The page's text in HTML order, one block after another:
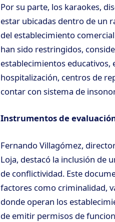
Por su parte, los karaokes,
estar ubicadas dentro de un
del establecimiento
han sido restringidos,
establecimientos
hospitalización, centros de
contar con sistema de
Instrumentos de
Fernando Villagómez,
Loja, destacó la inclusión de
de conflictividad. Este
factores como criminalidad,
donde operan los
de emitir permisos de